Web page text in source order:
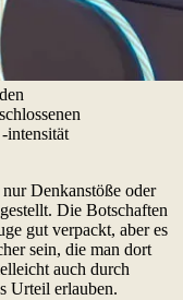
intensität
Denkanstöße oder
Die Botschaften
gut verpackt, aber es
sein, die man dort
auch durch
Urteil erlauben.